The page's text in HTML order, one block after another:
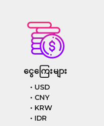
ငွေကြေးများ
• USD
• CNY
• KRW
• IDR